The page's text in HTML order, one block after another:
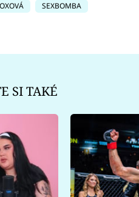
SEXBOMBA
SI TAKÉ